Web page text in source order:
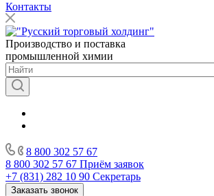
Контакты
Производство и поставка
промышленной химии
8 800 302 57 67
8 800 302 57 67 Приём заявок
+7 (831) 282 10 90 Секретарь
Заказать звонок